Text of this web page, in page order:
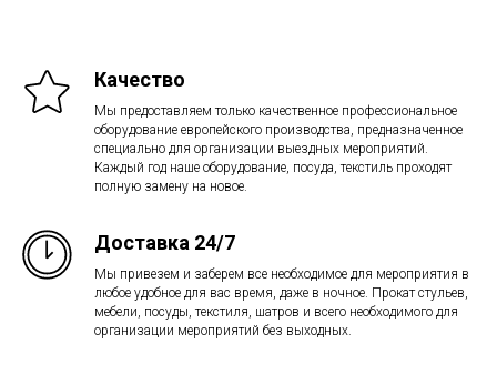
Качество
Мы предоставляем только качественное профессиональное
оборудование европейского производства, предназначенное
специально для организации выездных мероприятий.
Каждый год наше оборудование, посуда, текстиль проходят
полную замену на новое.
Доставка 24/7
Мы привезем и заберем все необходимое для мероприятия в
любое удобное для вас время, даже в ночное. Прокат стульев,
мебели, посуды, текстиля, шатров и всего необходимого для
организации мероприятий без выходных.